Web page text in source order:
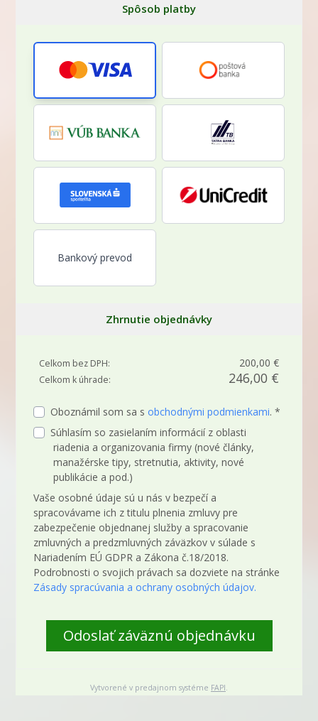
Spôsob platby
Bankový prevod
Zhrnutie objednávky
Celkom bez DPH: 200,00 €
Celkom k úhrade: 246,00 €
Oboznámil som sa sobchodnými podmienkami. *
Súhlasím so zasielaním informácií z oblasti
riadenia a organizovania firmy (nové články,
manažérske tipy, stretnutia, aktivity, nové
publikácie a pod.)
Vaše osobné údaje sú u nás v bezpečí a
spracovávame ich z titulu plnenia zmluvy pre
zabezpečenie objednanej služby a spracovanie
zmluvných a predzmluvných záväzkov v súlade s
Nariadením EÚ GDPR a Zákona č.18/2018.
Podrobnosti o svojich právach sa dozviete na stránke
Zásady spracúvania a ochrany osobných údajov.
Odoslať záväznú objednávku
Vytvorené v predajnom systéme FAPI